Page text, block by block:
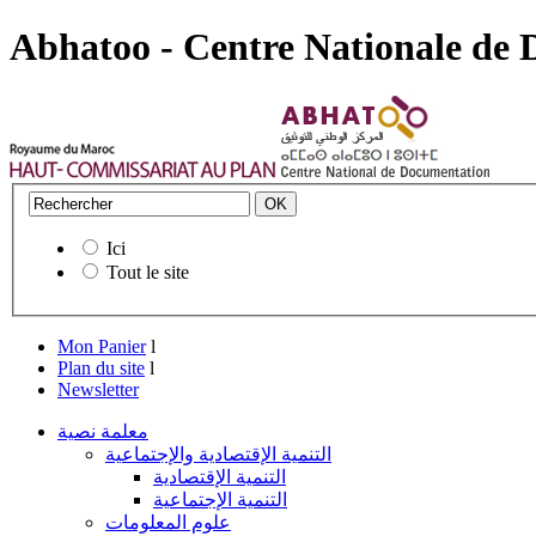
Abhatoo - Centre Nationale de
Ici
Tout le site
Mon Panier l
Plan du site l
Newsletter
معلمة نصية
التنمية الإقتصادية والإجتماعية
التنمية الإقتصادية
التنمية الإجتماعية
علوم المعلومات